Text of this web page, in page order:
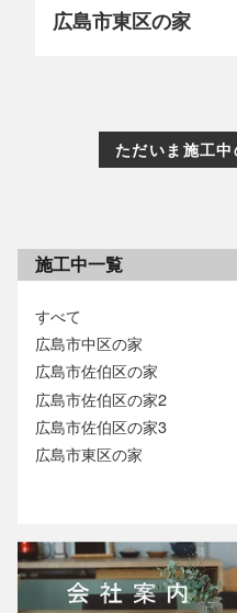
広島市東区の家
ただいま施工
施工中一覧
すべて
広島市中区の家
広島市佐伯区の家
広島市佐伯区の家2
広島市佐伯区の家3
広島市東区の家